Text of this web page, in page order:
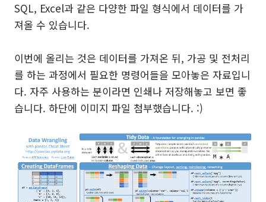
SQL, Excel과 같은 다양한 파일 형식에서 데이터를 가
져올 수 있습니다.
이번에 올리는 것은 데이터를 가져온 뒤, 가공 및 전처리
를 하는 과정에서 필요한 명령어들을 모아놓은 자료입니
다. 자주 사용하는 분이라면 인쇄나 저장해놓고 보면 좋
습니다. 하단에 이미지 파일 첨부했습니다. :)